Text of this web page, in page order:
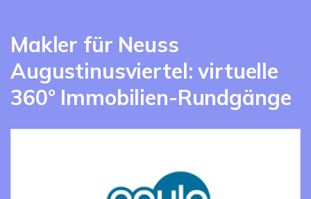
Makler für Neuss
Augustinusviertel: virtuelle
360° Immobilien-Rundgänge